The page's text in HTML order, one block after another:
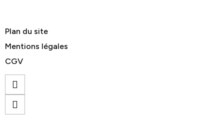
Plan du site
Mentions légales
CGV